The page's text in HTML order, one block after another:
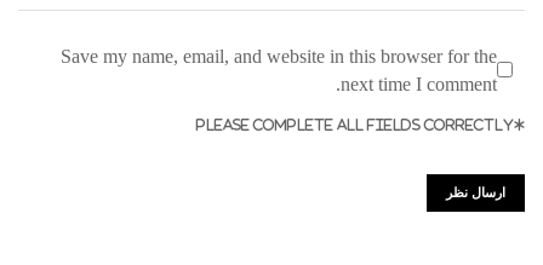
Save my name, email, and website in this browser for the
next time I comment.
*PLEASE COMPLETE ALL FIELDS CORRECTLY